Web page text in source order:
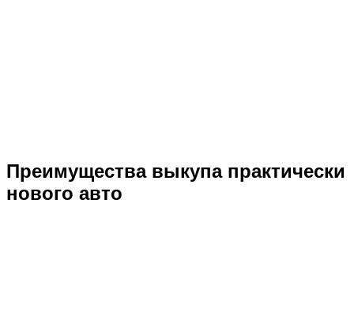
Преимущества выкупа практически
нового авто